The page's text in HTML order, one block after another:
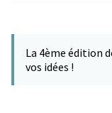
La 4ème édition
vos idées !